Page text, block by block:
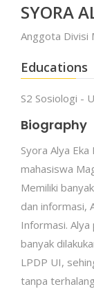
SYORA
Anggota Divisi
Educations
S2 Sosiologi -
Biography
Syora Alya
mahasiswa
Memiliki
dan informasi,
Informasi.
banyak
LPDP UI,
tanpa